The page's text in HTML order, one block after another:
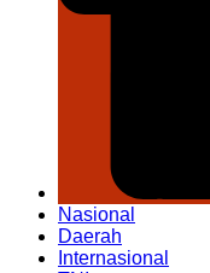
Nasional
Daerah
Internasional